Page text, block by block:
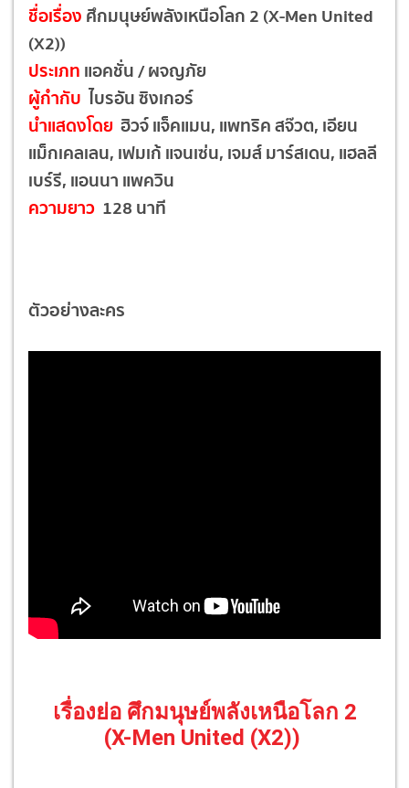
ชื่อเรื่อง ศึกมนุษย์พลังเหนือโลก 2 (X-Men United
(X2))
ประเภท แอคชั่น / ผจญภัย
ผู้กำกับ ไบรอัน ซิงเกอร์
นำแสดงโดย ฮิวจ์ แจ็คแมน, แพทริค สจ๊วต, เอียน
แม็กเคลเลน, เฟมเก้ แจนเซ่น, เจมส์ มาร์สเดน, แฮลลี
เบร์รี, แอนนา แพควิน
ความยาว 128 นาที
ตัวอย่างละคร
เรื่องย่อ ศึกมนุษย์พลังเหนือโลก 2
(X-Men United (X2))